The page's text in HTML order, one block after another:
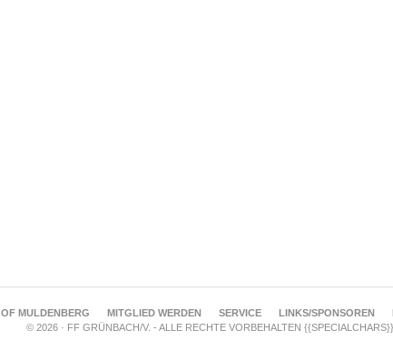
OF MULDENBERG MITGLIED WERDEN SERVICE LINKS/SPONSOREN
© 2026 · FF GRÜNBACH/V. - ALLE RECHTE VORBEHALTEN {{SPECIALCHARS}}